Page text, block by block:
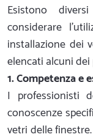
Esistono
considerare
installazione dei
elencati alcuni
1. Competenza e
I professionisti
conoscenze
vetri delle